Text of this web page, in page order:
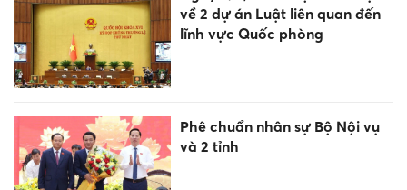
về 2 dự án Luật liên quan đến
lĩnh vực Quốc phòng
Phê chuẩn nhân sự Bộ Nội vụ
và 2 tỉnh